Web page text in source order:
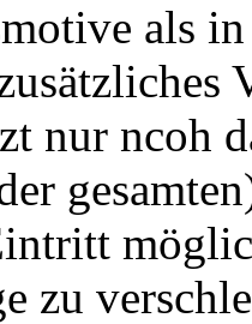
als
nur ncoh
zu